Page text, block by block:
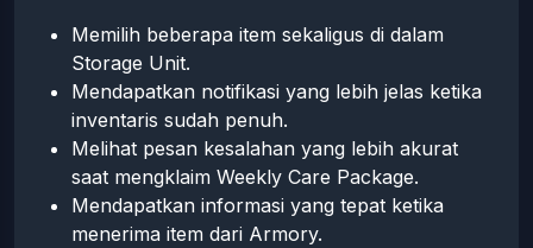
Memilih beberapa item sekaligus di dalam
Storage Unit.
Mendapatkan notifikasi yang lebih jelas ketika
inventaris sudah penuh.
Melihat pesan kesalahan yang lebih akurat
saat mengklaim Weekly Care Package.
Mendapatkan informasi yang tepat ketika
menerima item dari Armory.